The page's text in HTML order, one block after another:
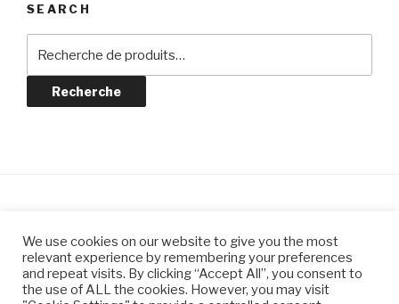
SEARCH
Recherche
© CLAIRE JEANNIN CÉRAMIQUES
We use cookies on our website to give you the most
relevant experience by remembering your preferences
and repeat visits. By clicking “Accept All”, you consent to
the use of ALL the cookies. However, you may visit